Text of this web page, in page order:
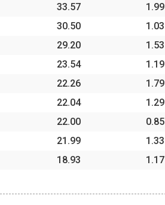
33.57 1.99
30.50 1.03
29.20 1.53
23.54 1.19
22.26 1.79
22.04 1.29
22.00 0.85
21.99 1.33
18.93 1.17